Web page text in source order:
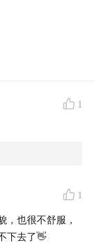
伦敦政治
峻
1
1
，也很不舒服，
下去了👋